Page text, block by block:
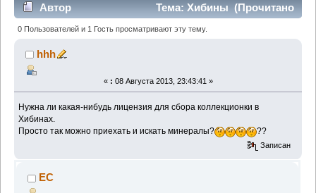
Автор
Тема: Хибины (Прочитано
3169 раз)
0 Пользователей и 1 Гость просматривают эту тему.
hhh
« : 08 Августа 2013, 23:43:41 »
Нужна ли какая-нибудь лицензия для сбора коллекционки в
Хибинах.
Просто так можно приехать и искать минералы?
??
Записан
EC